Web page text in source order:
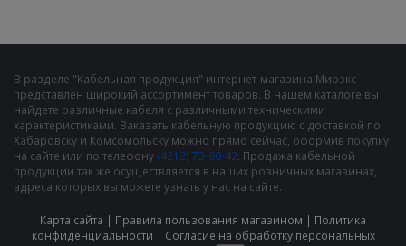
В разделе "Кабельная продукция" интернет-магазина Мирэкс
представлен широкий ассортимент товаров. В нашем каталоге вы
найдете различные кабеля с различными техническими
характеристиками. Заказать кабельную продукцию с доставкой по
Хабаровску и Комсомольску можно прямо сейчас, оформив покупку
на сайте или по телефону (4212) 73-60-42. Продажа кабельной
продукции так же осуществляется в наших розничных магазинах,
адреса которых вы можете узнать у нас на сайте.
Карта сайта | Правила пользования магазином | Политика
конфиденциальности | Cогласие на обработку персональных